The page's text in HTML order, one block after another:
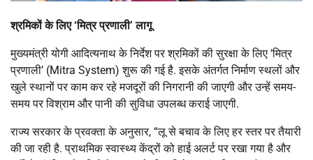
श्रमिकों के लिए ‘मित्र प्रणाली’ लागू
मुख्यमंत्री योगी आदित्यनाथ के निर्देश पर श्रमिकों की सुरक्षा के लिए ‘मित्र
प्रणाली’ (Mitra System) शुरू की गई है. इसके अंतर्गत निर्माण स्थलों और
खुले स्थानों पर काम कर रहे मजदूरों की निगरानी की जाएगी और उन्हें समय-
समय पर विश्राम और पानी की सुविधा उपलब्ध कराई जाएगी.
राज्य सरकार के प्रवक्ता के अनुसार, “लू से बचाव के लिए हर स्तर पर तैयारी
की जा रही है. प्राथमिक स्वास्थ्य केंद्रों को हाई अलर्ट पर रखा गया है और